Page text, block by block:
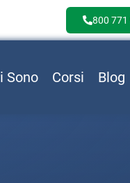
800 771
Sono Corsi Blog